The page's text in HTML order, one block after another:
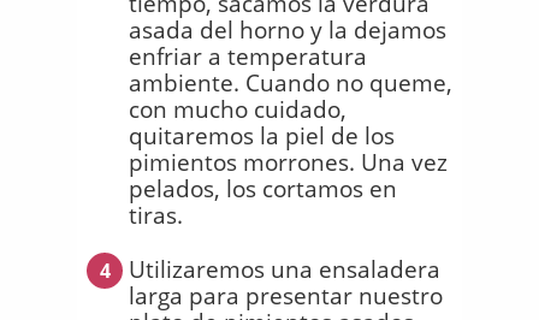
asada del horno y la dejamos
enfriar a temperatura
ambiente. Cuando no queme,
con mucho cuidado,
quitaremos la piel de los
pimientos morrones. Una vez
pelados, los cortamos en
tiras.
4
Utilizaremos una ensaladera
larga para presentar nuestro